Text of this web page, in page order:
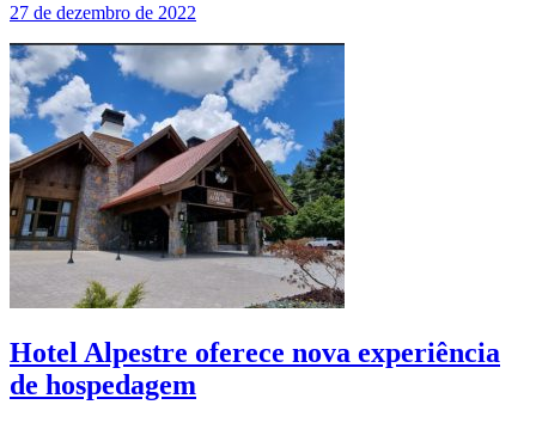
27 de dezembro de 2022
Hotel Alpestre oferece nova experiência
de hospedagem